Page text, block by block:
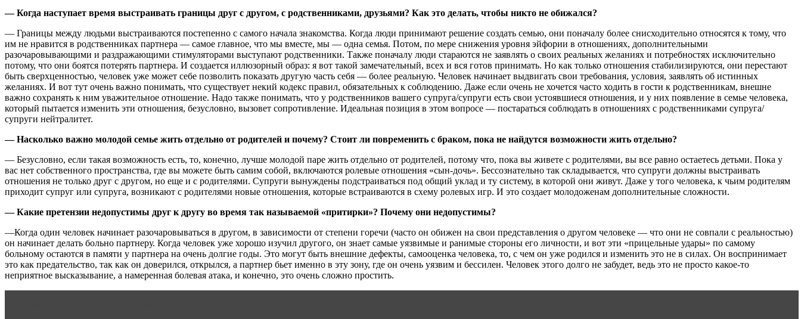
— Когда наступает время выстраивать границы друг с другом, с родственниками, друзьями? Как это делать, чтобы никто не обижался?
— Границы между людьми выстраиваются постепенно с самого начала знакомства. Когда люди принимают решение создать семью, они поначалу более снисходительно относятся к тому, что
им не нравится в родственниках партнера — самое главное, что мы вместе, мы — одна семья. Потом, по мере снижения уровня эйфории в отношениях, дополнительными
разочаровывающими и раздражающими стимуляторами выступают родственники. Также поначалу люди стараются не заявлять о своих реальных желаниях и потребностях исключительно
потому, что они боятся потерять партнера. И создается иллюзорный образ: я вот такой замечательный, всех и вся готов принимать. Но как только отношения стабилизируются, они перестают
быть сверхценностью, человек уже может себе позволить показать другую часть себя — более реальную. Человек начинает выдвигать свои требования, условия, заявлять об истинных
желаниях. И вот тут очень важно понимать, что существует некий кодекс правил, обязательных к соблюдению. Даже если очень не хочется часто ходить в гости к родственникам, внешне
важно сохранять к ним уважительное отношение. Надо также понимать, что у родственников вашего супруга/супруги есть свои устоявшиеся отношения, и у них появление в семье человека,
который пытается изменить эти отношения, безусловно, вызовет сопротивление. Идеальная позиция в этом вопросе — постараться соблюдать в отношениях с родственниками супруга/
супруги нейтралитет.
— Насколько важно молодой семье жить отдельно от родителей и почему? Стоит ли повременить с браком, пока не найдутся возможности жить отдельно?
— Безусловно, если такая возможность есть, то, конечно, лучше молодой паре жить отдельно от родителей, потому что, пока вы живете с родителями, вы все равно остаетесь детьми. Пока у
вас нет собственного пространства, где вы можете быть самим собой, включаются ролевые отношения «сын-дочь». Бессознательно так складывается, что супруги должны выстраивать
отношения не только друг с другом, но еще и с родителями. Супруги вынуждены подстраиваться под общий уклад и ту систему, в которой они живут. Даже у того человека, к чьим родителям
приходит супруг или супруга, возникают с родителями новые отношения, которые встраиваются в схему ролевых игр. И это создает молодоженам дополнительные сложности.
— Какие претензии недопустимы друг к другу во время так называемой «притирки»? Почему они недопустимы?
—Когда один человек начинает разочаровываться в другом, в зависимости от степени горечи (часто он обижен на свои представления о другом человеке — что они не совпали с реальностью)
он начинает делать больно партнеру. Когда человек уже хорошо изучил другого, он знает самые уязвимые и ранимые стороны его личности, и вот эти «прицельные удары» по самому
больному остаются в памяти у партнера на очень долгие годы. Это могут быть внешние дефекты, самооценка человека, то, с чем он уже родился и изменить это не в силах. Он воспринимает
это как предательство, так как он доверился, открылся, а партнер бьет именно в эту зону, где он очень уязвим и бессилен. Человек этого долго не забудет, ведь это не просто какое-то
неприятное высказывание, а намеренная болевая атака, и конечно, это очень сложно простить.